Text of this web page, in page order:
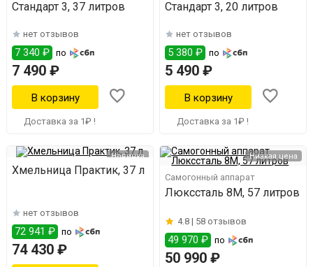
Стандарт 3, 37 литров
нет отзывов
7 340 ₽ по
7 490 ₽
Доставка за 1₽ !
Стандарт 3, 20 литров
нет отзывов
5 380 ₽ по
5 490 ₽
Доставка за 1₽ !
Новинка
Хмельница Практик, 37 л
нет отзывов
72 941 ₽ по
74 430 ₽
Низкая цена
Самогонный аппарат
Люкссталь 8М, 57 литров
4.8 | 58 отзывов
49 970 ₽ по
50 990 ₽